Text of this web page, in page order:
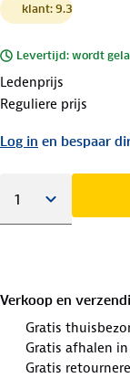
klant: 9.3
Levertijd: wordt
Ledenprijs
Reguliere prijs
Log in en bespaar
Verkoop en
Gratis
Gratis afhalen
Gratis